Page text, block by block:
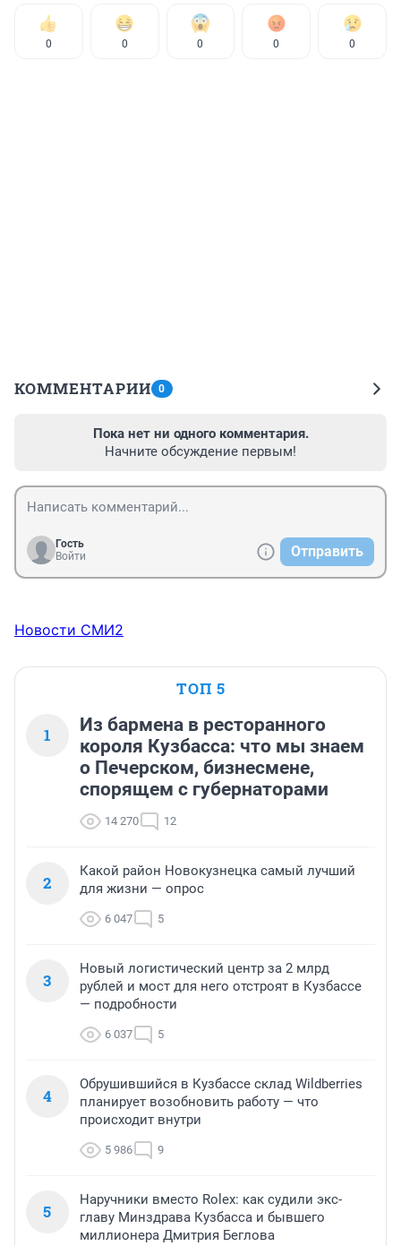
0 0 0 0 0
КОММЕНТАРИИ 0
Пока нет ни одного комментария.
Начните обсуждение первым!
Гость
Войти
Отправить
Новости СМИ2
ТОП 5
1
Из бармена в ресторанного
короля Кузбасса: что мы знаем
о Печерском, бизнесмене,
спорящем с губернаторами
14 270 12
2
Какой район Новокузнецка самый лучший
для жизни — опрос
6 047 5
3
Новый логистический центр за 2 млрд
рублей и мост для него отстроят в Кузбассе
— подробности
6 037 5
4
Обрушившийся в Кузбассе склад Wildberries
планирует возобновить работу — что
происходит внутри
5 986 9
5
Наручники вместо Rolex: как судили экс-
главу Минздрава Кузбасса и бывшего
миллионера Дмитрия Беглова